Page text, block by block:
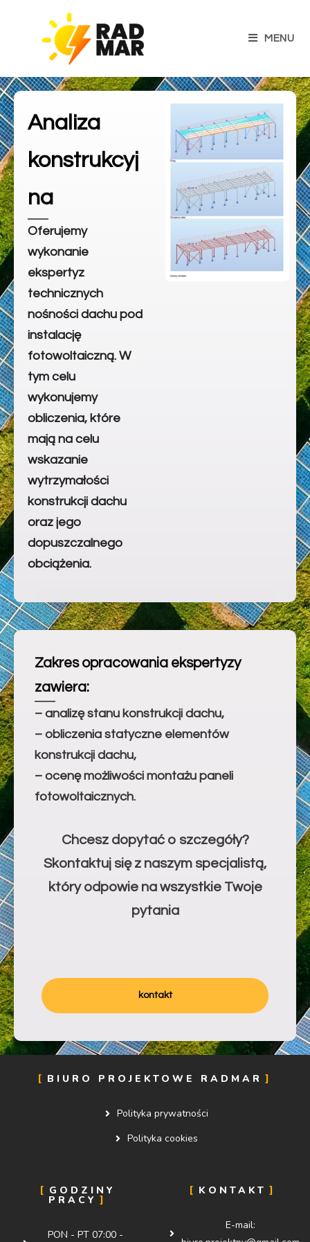
MENU
Analiza
konstrukcyj
na
Oferujemy
wykonanie
ekspertyz
technicznych
nośności dachu pod
instalację
fotowoltaiczną. W
tym celu
wykonujemy
obliczenia, które
mają na celu
wskazanie
wytrzymałości
konstrukcji dachu
oraz jego
dopuszczalnego
obciążenia.
Zakres opracowania ekspertyzy
zawiera:
– analizę stanu konstrukcji dachu,
– obliczenia statyczne elementów
konstrukcji dachu,
– ocenę możliwości montażu paneli
fotowoltaicznych.
Chcesz dopytać o szczegóły?
Skontaktuj się z naszym specjalistą,
który odpowie na wszystkie Twoje
pytania
kontakt
BIURO PROJEKTOWE RADMAR
Polityka prywatności
Polityka cookies
GODZINY
PRACY
PON - PT 07:00 -
KONTAKT
E-mail: